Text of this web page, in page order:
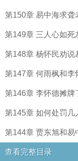
第150章 易中海求聋
第149章 三人心如死
第148章 杨怀民劝说
第147章 何雨枫和李
第146章 李怀德摊牌
第145章 如何处罚几
第144章 贾东旭和
查看完整目录